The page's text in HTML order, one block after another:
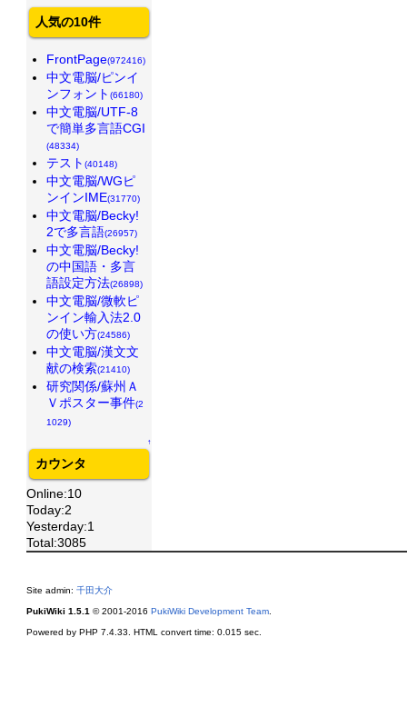
人気の10件
FrontPage(972416)
中文電脳/ピンイ
ンフォント (66180)
中文電脳/UTF-8
で簡単多言語CGI
(48334)
テスト (40148)
中文電脳/WGピ
ンインIME(31770)
中文電脳/Becky!
2で多言語(26957)
中文電脳/Becky!
の中国語・多言
語設定方法(26898)
中文電脳/微軟ピ
ンイン輸入法2.0
の使い方(24586)
中文電脳/漢文文
献の検索(21410)
研究関係/蘇州Ａ
Ｖポスター事件(2
1029)
↑
カウンタ
Online:10
Today:2
Yesterday:1
Total:3085
Site admin: 千田大介
PukiWiki 1.5.1 © 2001-2016 PukiWiki Development Team.
Powered by PHP 7.4.33. HTML convert time: 0.015 sec.